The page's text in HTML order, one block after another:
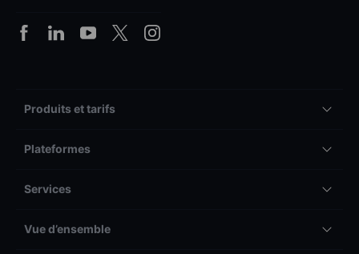
Produits et tarifs
Plateformes
Services
Vue d’ensemble